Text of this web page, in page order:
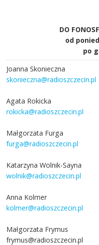
DO
od
po
Joanna Skonieczna
skonieczna@radioszczecin.pl
Agata Rokicka
rokicka@radioszczecin.pl
Małgorzata Furga
furga@radioszczecin.pl
Katarzyna Wolnik-Sayna
wolnik@radioszczecin.pl
Anna Kolmer
kolmer@radioszczecin.pl
Małgorzata Frymus
frymus@radioszczecin.pl